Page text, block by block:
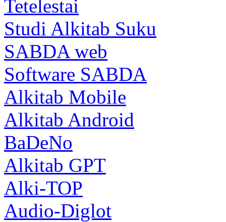
Tetelestai
Studi Alkitab Suku
SABDA web
Software SABDA
Alkitab Mobile
Alkitab Android
BaDeNo
Alkitab GPT
Alki-TOP
Audio-Diglot